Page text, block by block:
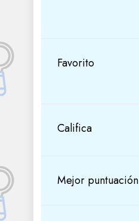
Favorito
Califica
Mejor puntuación